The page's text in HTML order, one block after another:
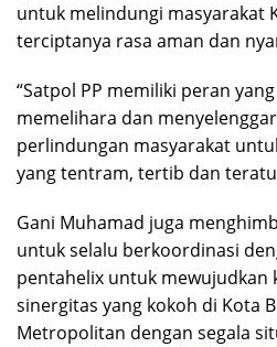
untuk melindungi masyarakat
terciptanya rasa aman dan
“Satpol PP memiliki peran
memelihara dan
perlindungan masyarakat
yang tentram, tertib dan
Gani Muhamad juga
untuk selalu berkoordinasi
pentahelix untuk mewujudkan
sinergitas yang kokoh di Kota
Metropolitan dengan segala